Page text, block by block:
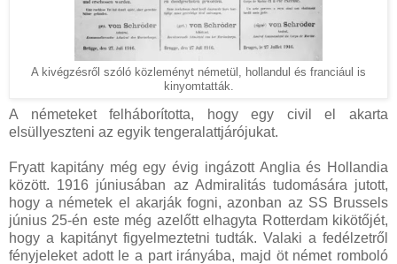
A kivégzésről szóló közleményt németül, hollandul és franciául is
kinyomtatták.
A németeket felháborította, hogy egy civil el akarta
elsüllyeszteni az egyik tengeralattjárójukat.
Fryatt kapitány még egy évig ingázott Anglia és Hollandia
között. 1916 júniusában az Admiralitás tudomására jutott,
hogy a németek el akarják fogni, azonban az SS Brussels
június 25-én este még azelőtt elhagyta Rotterdam kikötőjét,
hogy a kapitányt figyelmeztetni tudták. Valaki a fedélzetről
fényjeleket adott le a part irányába, majd öt német romboló